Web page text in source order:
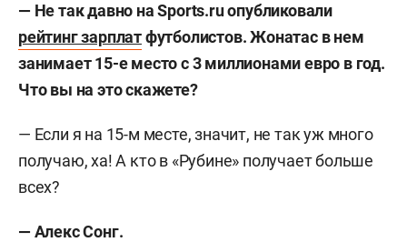
— Не так давно на Sports.ru опубликовали
рейтинг зарплатфутболистов. Жонатас в нем
занимает 15-е место с 3 миллионами евро в год.
Что вы на это скажете?
— Если я на 15-м месте, значит, не так уж много
получаю, ха! А кто в «Рубине» получает больше
всех?
— Алекс Сонг.